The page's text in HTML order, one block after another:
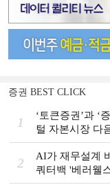
증권 BEST CLICK
1
‘토큰증권’과 ‘
털 자본시장 다
2
AI가 재무설계
쿼터백 '베러웰